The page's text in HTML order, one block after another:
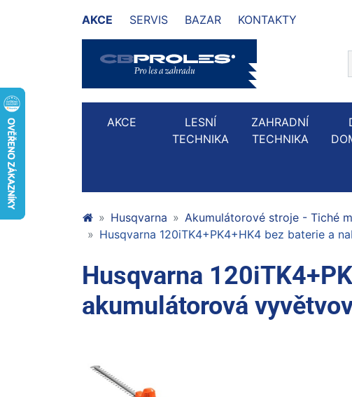
AKCE SERVIS BAZAR KONTAKTY
AKCE
LESNÍ
TECHNIKA
ZAHRADNÍ
TECHNIKA
Husqvarna Akumulátorové stroje - Tiché
Husqvarna 120iTK4+PK4+HK4 bez baterie a
Husqvarna
akumulátorová